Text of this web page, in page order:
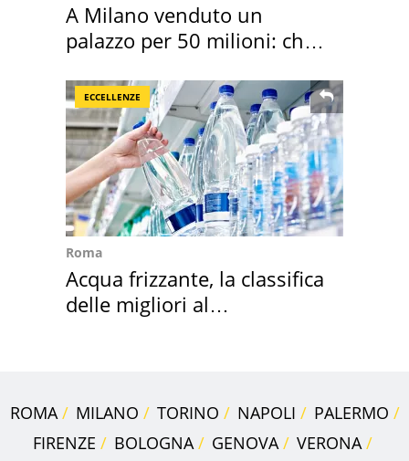
A Milano venduto un
palazzo per 50 milioni: chi
ECCELLENZE
Roma
Acqua frizzante, la classifica
delle migliori al
ROMA MILANO TORINO NAPOLI
PALERMO
FIRENZE
BOLOGNA GENOVA
VERONA